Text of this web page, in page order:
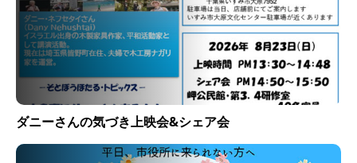
ダニーさんの気づき上映会&シェア会